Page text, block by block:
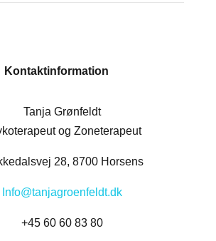
Kontaktinformation
Tanja Grønfeldt
og Zoneterapeut
28, 8700 Horsens
Info@tanjagroenfeldt.dk
+45 60 60 83 80